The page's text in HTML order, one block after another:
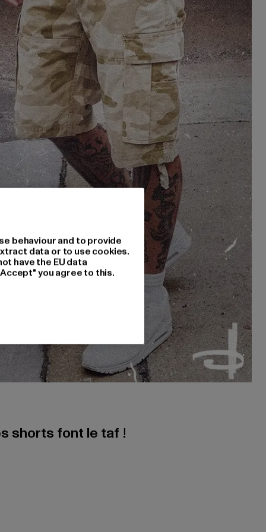
shorts font le taf !
behaviour and to provide
data or to use cookies.
have the EU data
you agree to this.